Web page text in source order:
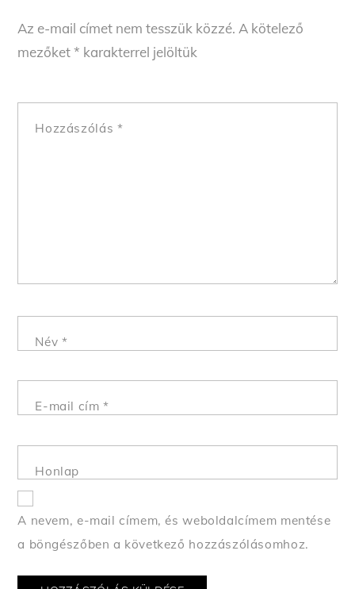
Az e-mail címet nem tesszük közzé. A kötelező
mezőket* karakterrel jelöltük
Hozzászólás *
Név *
E-mail cím*
Honlap
A nevem, e-mail címem, és weboldalcímem mentése
a böngészőben a következő hozzászólásomhoz.